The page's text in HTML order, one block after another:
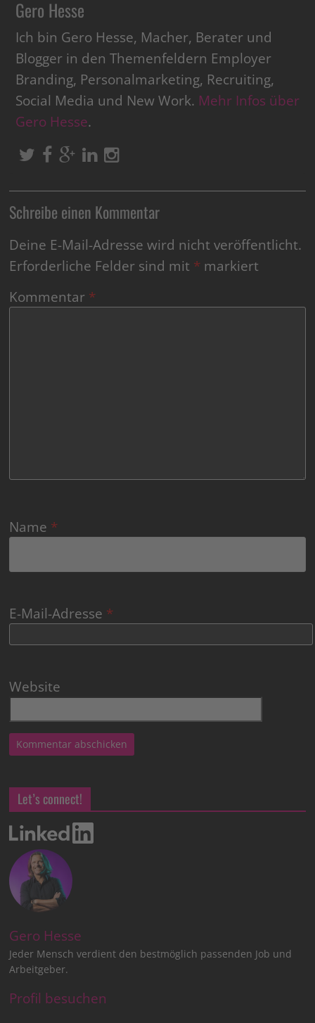
Gero Hesse
Ich bin Gero Hesse, Macher, Berater und
Blogger in den Themenfeldern Employer
Branding, Personalmarketing, Recruiting,
Social Media und New Work. Mehr Infos über
Gero Hesse.
Schreibe einen Kommentar
Deine E-Mail-Adresse wird nicht veröffentlicht.
Erforderliche Felder sind mit * markiert
Kommentar *
Name *
E-Mail-Adresse *
Website
Let’s connect!
Gero Hesse
Jeder Mensch verdient den bestmöglich passenden Job und
Arbeitgeber.
Profil besuchen